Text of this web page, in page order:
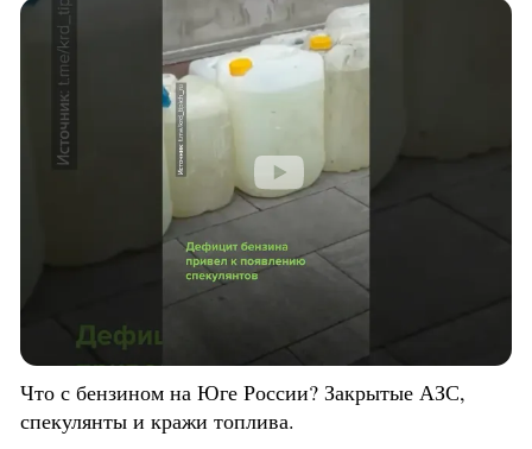
Что с бензином на Юге России? Закрытые АЗС,
спекулянты и кражи топлива.